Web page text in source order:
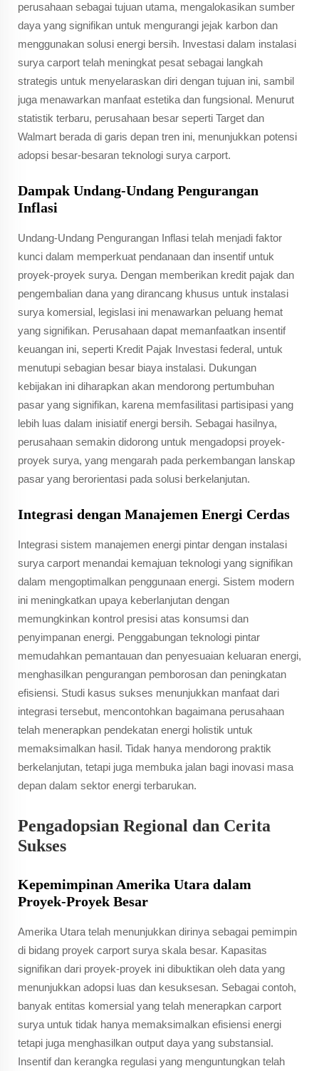
perusahaan sebagai tujuan utama, mengalokasikan sumber
daya yang signifikan untuk mengurangi jejak karbon dan
menggunakan solusi energi bersih. Investasi dalam instalasi
surya carport telah meningkat pesat sebagai langkah
strategis untuk menyelaraskan diri dengan tujuan ini, sambil
juga menawarkan manfaat estetika dan fungsional. Menurut
statistik terbaru, perusahaan besar seperti Target dan
Walmart berada di garis depan tren ini, menunjukkan potensi
adopsi besar-besaran teknologi surya carport.
Dampak Undang-Undang Pengurangan
Inflasi
Undang-Undang Pengurangan Inflasi telah menjadi faktor
kunci dalam memperkuat pendanaan dan insentif untuk
proyek-proyek surya. Dengan memberikan kredit pajak dan
pengembalian dana yang dirancang khusus untuk instalasi
surya komersial, legislasi ini menawarkan peluang hemat
yang signifikan. Perusahaan dapat memanfaatkan insentif
keuangan ini, seperti Kredit Pajak Investasi federal, untuk
menutupi sebagian besar biaya instalasi. Dukungan
kebijakan ini diharapkan akan mendorong pertumbuhan
pasar yang signifikan, karena memfasilitasi partisipasi yang
lebih luas dalam inisiatif energi bersih. Sebagai hasilnya,
perusahaan semakin didorong untuk mengadopsi proyek-
proyek surya, yang mengarah pada perkembangan lanskap
pasar yang berorientasi pada solusi berkelanjutan.
Integrasi dengan Manajemen Energi Cerdas
Integrasi sistem manajemen energi pintar dengan instalasi
surya carport menandai kemajuan teknologi yang signifikan
dalam mengoptimalkan penggunaan energi. Sistem modern
ini meningkatkan upaya keberlanjutan dengan
memungkinkan kontrol presisi atas konsumsi dan
penyimpanan energi. Penggabungan teknologi pintar
memudahkan pemantauan dan penyesuaian keluaran energi,
menghasilkan pengurangan pemborosan dan peningkatan
efisiensi. Studi kasus sukses menunjukkan manfaat dari
integrasi tersebut, mencontohkan bagaimana perusahaan
telah menerapkan pendekatan energi holistik untuk
memaksimalkan hasil. Tidak hanya mendorong praktik
berkelanjutan, tetapi juga membuka jalan bagi inovasi masa
depan dalam sektor energi terbarukan.
Pengadopsian Regional dan Cerita
Sukses
Kepemimpinan Amerika Utara dalam
Proyek-Proyek Besar
Amerika Utara telah menunjukkan dirinya sebagai pemimpin
di bidang proyek carport surya skala besar. Kapasitas
signifikan dari proyek-proyek ini dibuktikan oleh data yang
menunjukkan adopsi luas dan kesuksesan. Sebagai contoh,
banyak entitas komersial yang telah menerapkan carport
surya untuk tidak hanya memaksimalkan efisiensi energi
tetapi juga menghasilkan output daya yang substansial.
Insentif dan kerangka regulasi yang menguntungkan telah